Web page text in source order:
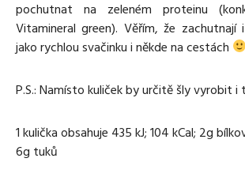
pochutnat na zeleném proteinu
Vitamineral green). Věřím, že
jako rychlou svačinku i někde na cestách
P.S.: Namísto kuliček by určitě šly vyrobit i
1 kulička obsahuje 435 kJ; 104 kCal; 2g
6g tuků